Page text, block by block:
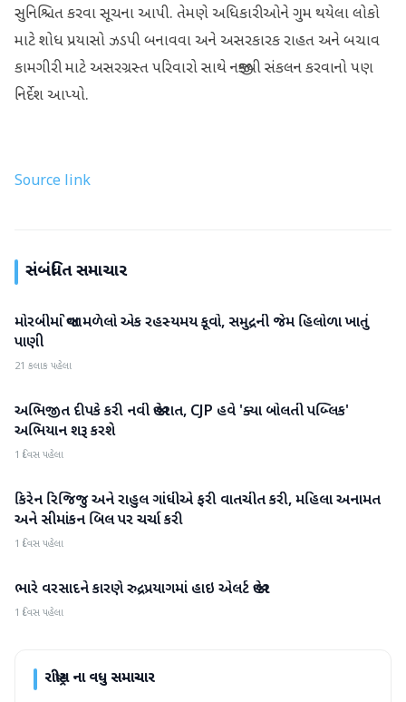
સુનિશ્ચિત કરવા સૂચના આપી. તેમણે અધિકારીઓને ગુમ થયેલા લોકો
માટે શોધ પ્રયાસો ઝડપી બનાવવા અને અસરકારક રાહત અને બચાવ
કામગીરી માટે અસરગ્રસ્ત પરિવારો સાથે નજીકથી સંકલન કરવાનો પણ
નિર્દેશ આપ્યો.
Source link
સંબંધિત સમાચાર
રાષ્ટ્રીય
મોરબીમાં જોવા મળેલો એક રહસ્યમય કૂવો, સમુદ્રની જેમ હિલોળા ખાતું
પાણી
21 કલાક પહેલા
રાષ્ટ્રીય
અભિજીત દીપકે કરી નવી જાહેરાત, CJP હવે 'ક્યા બોલતી પબ્લિક'
અભિયાન શરૂ કરશે
1 દિવસ પહેલા
રાષ્ટ્રીય
કિરેન રિજિજુ અને રાહુલ ગાંધીએ ફરી વાતચીત કરી, મહિલા અનામત
અને સીમાંકન બિલ પર ચર્ચા કરી
1 દિવસ પહેલા
રાષ્ટ્રીય
ભારે વરસાદને કારણે રુદ્રપ્રયાગમાં હાઇ એલર્ટ જાહેર
1 દિવસ પહેલા
રાષ્ટ્રીયના વધુ સમાચાર